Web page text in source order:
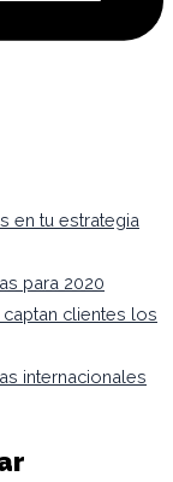
en tu estrategia
para 2020
clientes los
internacionales